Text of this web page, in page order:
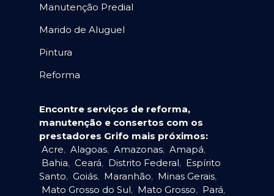
Manutenção Predial
Marido de Aluguel
Pintura
Reforma
Encontre serviços de reforma,
manutenção e consertos com os
prestadores Grifo mais próximos:
Acre, Alagoas, Amazonas, Amapá,
Bahia, Ceará, Distrito Federal, Espírito
Santo, Goiás, Maranhão, Minas Gerais,
Mato Grosso do Sul, Mato Grosso, Pará,